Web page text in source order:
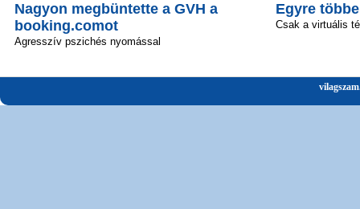
Nagyon megbüntette a GVH a
booking.comot
Agresszív pszichés nyomással
Egyre
Csak a virtuális